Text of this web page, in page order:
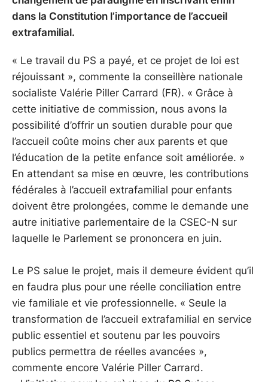
dans la Constitution l’importance de l’accueil
extrafamilial.
« Le travail du PS a payé, et ce projet de loi est
réjouissant », commente la conseillère nationale
socialiste Valérie Piller Carrard (FR). « Grâce à
cette initiative de commission, nous avons la
possibilité d’offrir un soutien durable pour que
l’accueil coûte moins cher aux parents et que
l’éducation de la petite enfance soit améliorée. »
En attendant sa mise en œuvre, les contributions
fédérales à l’accueil extrafamilial pour enfants
doivent être prolongées, comme le demande une
autre initiative parlementaire de la CSEC-N sur
laquelle le Parlement se prononcera en juin.
Le PS salue le projet, mais il demeure évident qu’il
en faudra plus pour une réelle conciliation entre
vie familiale et vie professionnelle. « Seule la
transformation de l’accueil extrafamilial en service
public essentiel et soutenu par les pouvoirs
publics permettra de réelles avancées »,
commente encore Valérie Piller Carrard.